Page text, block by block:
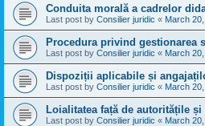
Conduita morală a cadrelor
Last post by Consilier juridic « March
Procedura privind gestionarea
Last post by Consilier juridic « March
Dispoziții aplicabile și
Last post by Consilier juridic « March
Loialitatea față de autoritățile
Last post by Consilier juridic « March